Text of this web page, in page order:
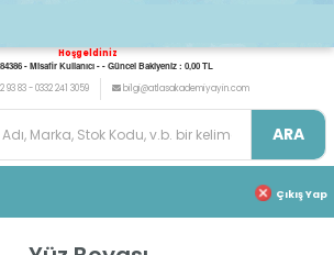
Hoşgeldiniz
- Misafir Kullanıcı - - Güncel Bakiyeniz : 0,00 TL
93 83 - 0332 241 3059
bilgi@atlasakademiyayin.com
ARA
Çıkış Yap